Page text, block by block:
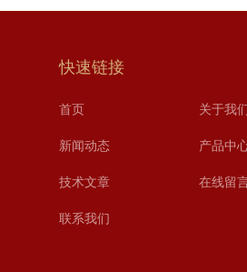
快速链接
首页 关于我
新闻动态 产品中
技术文章 在线留
联系我们